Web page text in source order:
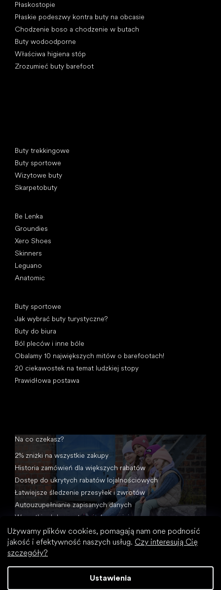
Używamy plików cookies, pomagają nam one podnosić
jakość i efektywność naszych usług. Czy interesują Cię
szczegóły?
Ustawienia
Płaskostopie
Płaskie podeszwy kontra buty na obcasie
Chodzenie boso a chodzenie w butach
Buty wodoodporne
Właściwa higiena stóp
Zrozumieć buty barefoot
Buty trekkingowe
Buty sportowe
Wizytowe buty
Skarpetobuty
Be Lenka
Groundies
Xero Shoes
Skinners
Leguano
Anatomic
Buty sportowe
Jak wybrać buty turystyczne?
Buty do biura
Ból pleców i inne bóle
Obalamy 10 największych mitów o barefootach!
20 ciekawostek na temat ludzkiej stopy
Prawidłowa postawa
Na co czekasz?
2% zniżki na wszystkie zakupy
Historia zamówień dla większych rabatów
Dostęp do ukrytych rabatów lojalnościowych
Łatwiejsze śledzenie przesyłek i zwrotów
Autouzupełnianie zapisanych danych
Wszystkie dokumenty w jednym miejscu
Opracował Shoptet